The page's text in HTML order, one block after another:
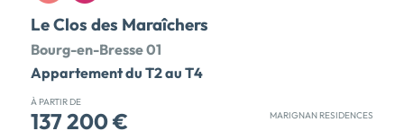
Le Clos des Maraîchers
Bourg-en-Bresse 01
Appartement du T2 au T4
À PARTIR DE
137 200 € MARIGNAN RESIDENCES